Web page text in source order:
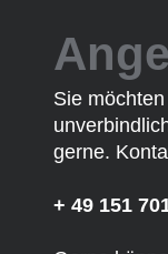
Sie
gerne.
+ 49 151